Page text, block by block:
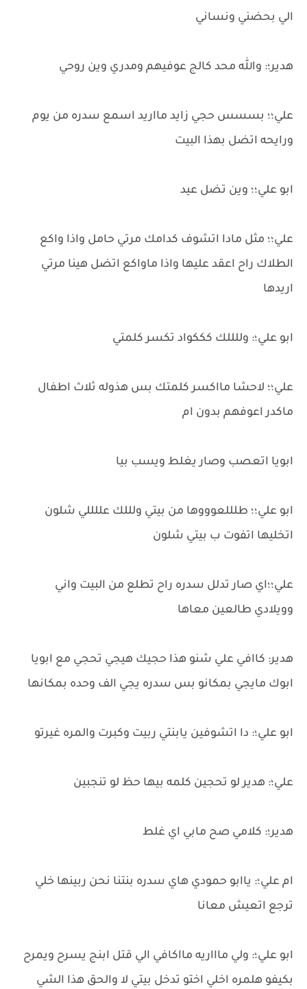
الي بحضني ونساني
هدير؛: والله محد كالج عوفيهم ومدري وين روحي
علي؛؛ بسسس حجي زايد مااريد اسمع سدره من يوم
ورايحه اتضل بهذا البيت
ابو علي؛؛ وين تضل عيد
علي؛؛ مثل مادا اتشوف كدامك مرتي حامل واذا واكع
الطلاك راح اعقد عليها واذا ماواكع اتضل هينا مرتي
اريدها
ابو علي؛: وللللك كككواد تكسر كلمتي
علي؛؛ لاحشا مااكسر كلمتك بس هذوله ثلاث اطفال
ماكدر اعوفهم بدون ام
ابويا اتعصب وصار يغلط ويسب بيا
ابو علي؛؛ طلللعوووها من بيتي ولللك عللللي شلون
اتخليها اتفوت ب بيتي شلون
علي؛؛اي صار تدلل سدره راح تطلع من البيت واني
وويلادي طالعين معاها
هدير: كاافي علي شنو هذا حجيك هيجي تحجي مع ابويا
ابوك مايجي بمكانو بس سدره يجي الف وحده بمكانها
ابو علي؛: دا اتشوفين يابنتي ربيت وكبرت والمره غيرتو
علي؛: هدير لو تحجين كلمه بيها حظ لو تنجبين
هدير؛: كلامي صح مابي اي غلط
ام علي؛: ياابو حمودي هاي سدره بنتنا نحن ربينها خلي
ترجع اتعيش معانا
ابو علي؛: ولي ماااريه مااكافي الي قتل ابنج يسرح ويمرح
بكيفو هلمره اخلي اختو تدخل بيتي لا والحق هذا الشي